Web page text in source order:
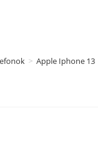
> Apple Iphone 13